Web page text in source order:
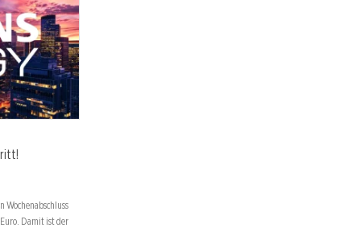
Wochenabschluss
Damit ist der